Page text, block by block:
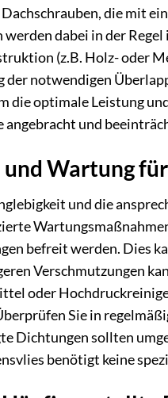
die mit
werden dabei in der
(z.B. Holz- oder
der notwendigen
die optimale Leistung
angebracht und
und Wartung
und die
befreit werden. Dies
Verschmutzungen
oder
Sie in
Dichtungen sollten
benötigt keine